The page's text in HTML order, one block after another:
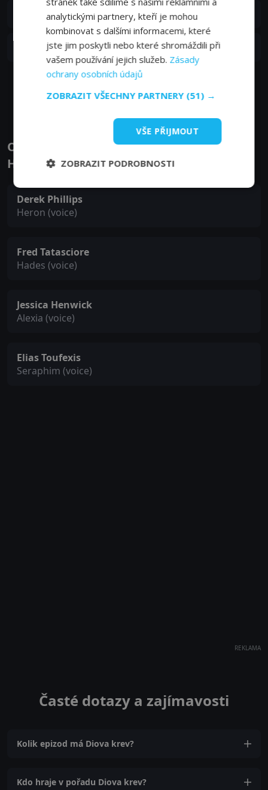
5. epizoda:5. epizoda
S03E05
4. epizoda:4. epizoda
S03E04
08. 05. 2025
Zobrazit další epizody
Obsazení filmu nebo pořadu Diova krev -
Herci a tvůrci
Derek Phillips
Heron (voice)
Fred Tatasciore
Hades (voice)
Jessica Henwick
Alexia (voice)
Elias Toufexis
Seraphim (voice)
REKLAMA
Časté dotazy a zajímavosti
Kolik epizod má Diova krev?
Kdo hraje v pořadu Diova krev?
analytickými partnery, kteří je mohou
kombinovat s dalšími informacemi, které
jste jim poskytli nebo které shromáždili při
vašem používání jejich služeb. Zásady
ochrany osobních údajů
ZOBRAZIT VŠECHNY PARTNERY (51) →
VŠE PŘIJMOUT
ZOBRAZIT PODROBNOSTI